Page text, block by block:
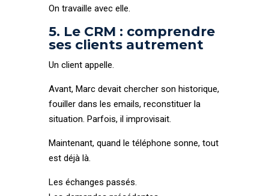
On travaille avec elle.
5. Le CRM : comprendre
ses clients autrement
Un client appelle.
Avant, Marc devait chercher son historique,
fouiller dans les emails, reconstituer la
situation. Parfois, il improvisait.
Maintenant, quand le téléphone sonne, tout
est déjà là.
Les échanges passés.